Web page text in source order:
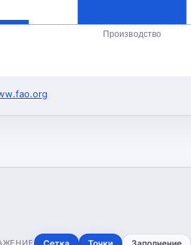
Производство
Сетка Точки Заполнение